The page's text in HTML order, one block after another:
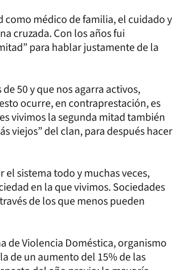
como médico de familia, el cuidado y
cruzada. Con los años fui
para hablar justamente de la
50 y que nos agarra activos,
ocurre, en contraprestación, es
vivimos la segunda mitad también
viejos” del clan, para después hacer
sistema todo y muchas veces,
en la que vivimos. Sociedades
de los que menos pueden
de Violencia Doméstica, organismo
de un aumento del 15% de las